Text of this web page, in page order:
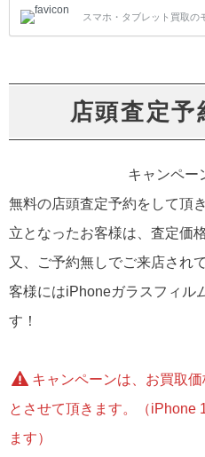
プ 秋葉原駅からの道順 秋葉原店の買
質問 店頭での査定予約
スマホ・タブレット買取の
店頭査定予
キャンペー
無料の店頭査定予約をして頂
立となったお客様は、査定価
又、ご予約無しでご来店され
客様にはiPhoneガラスフィル
す！
キャンペーンは、お買取
とさせて頂きます。（iPhone
ます）